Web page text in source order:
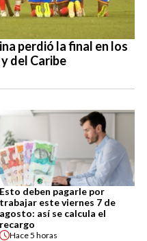
perdió la final en los
del Caribe
Esto deben pagarle por
trabajar este viernes 7 de
agosto: así se calcula el
recargo
Hace5 horas